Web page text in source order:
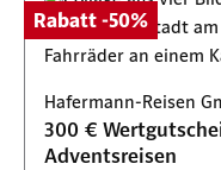
Rabatt -50%
Hafermann-Reisen
300 €
Adventsreisen